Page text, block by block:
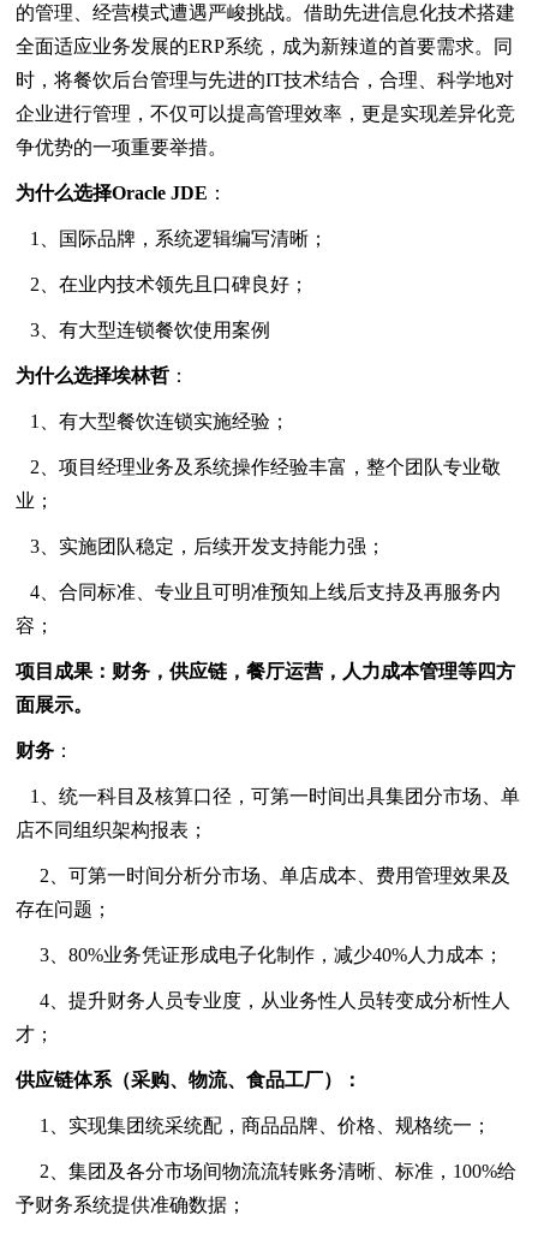
的管理、经营模式遭遇严峻挑战。借助先进信息化技术搭建
全面适应业务发展的ERP系统，成为新辣道的首要需求。同
时，将餐饮后台管理与先进的IT技术结合，合理、科学地对
企业进行管理，不仅可以提高管理效率，更是实现差异化竞
争优势的一项重要举措。
为什么选择Oracle JDE ：
1、国际品牌，系统逻辑编写清晰；
2、在业内技术领先且口碑良好；
3、有大型连锁餐饮使用案例
为什么选择埃林哲：
1、有大型餐饮连锁实施经验；
2、项目经理业务及系统操作经验丰富，整个团队专业敬
业；
3、实施团队稳定，后续开发支持能力强；
4、合同标准、专业且可明准预知上线后支持及再服务内
容；
项目成果：财务，供应链，餐厅运营，人力成本管理等四方
面展示。
财务：
1、统一科目及核算口径，可第一时间出具集团分市场、单
店不同组织架构报表；
2、可第一时间分析分市场、单店成本、费用管理效果及
存在问题；
3、80%业务凭证形成电子化制作，减少40%人力成本；
4、提升财务人员专业度，从业务性人员转变成分析性人
才；
供应链体系（采购、物流、食品工厂）：
1、实现集团统采统配，商品品牌、价格、规格统一；
2、集团及各分市场间物流流转账务清晰、标准，100%给
予财务系统提供准确数据；